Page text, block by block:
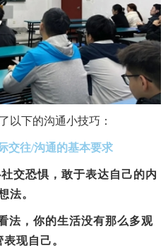
以下的沟通小技巧：
交往/沟通的基本要求
交恐惧，敢于表达自己的内
法。
法，你的生活没有那么多观
现自己。